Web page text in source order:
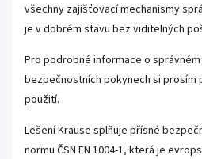
všechny zajišťovací mechanismy
je v dobrém stavu bez viditelných
Pro podrobné informace o
bezpečnostních pokynech si prosím
použití.
Lešení Krause splňuje přísné
normu ČSN EN 1004-1, která je